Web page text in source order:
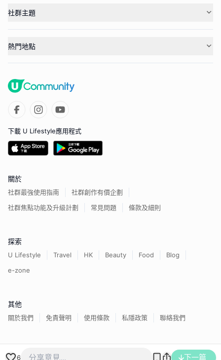
6 下一篇
社群主題
熱門地點
下載 U Lifestyle應用程式
關於
社群最強使用指南
社群創作有價企劃
社群焦點功能及升級計劃
常見問題 條款及細則
探索
U Lifestyle Travel HK Beauty Food
Blog
e-zone
其他
關於我們 免責聲明 使用條款 私隱政策 聯絡我們
香港經濟日報版權所有©